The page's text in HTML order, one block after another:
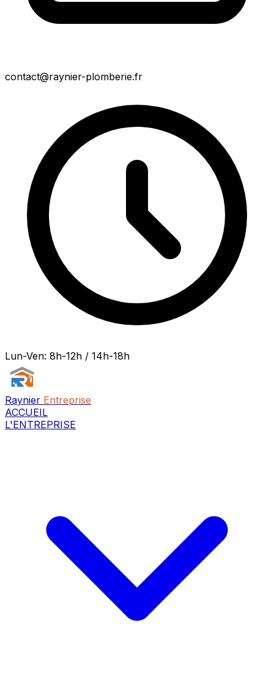
contact@raynier-plomberie.fr
Lun-Ven: 8h-12h / 14h-18h
Raynier Entreprise
ACCUEIL
L'ENTREPRISE